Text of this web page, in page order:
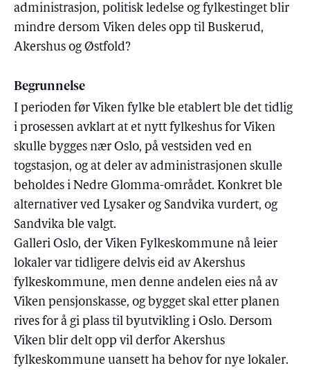
administrasjon, politisk ledelse og fylkestinget blir
mindre dersom Viken deles opp til Buskerud,
Akershus og Østfold?
Begrunnelse
I perioden før Viken fylke ble etablert ble det tidlig
i prosessen avklart at et nytt fylkeshus for Viken
skulle bygges nær Oslo, på vestsiden ved en
togstasjon, og at deler av administrasjonen skulle
beholdes i Nedre Glomma-området. Konkret ble
alternativer ved Lysaker og Sandvika vurdert, og
Sandvika ble valgt.
Galleri Oslo, der Viken Fylkeskommune nå leier
lokaler var tidligere delvis eid av Akershus
fylkeskommune, men denne andelen eies nå av
Viken pensjonskasse, og bygget skal etter planen
rives for å gi plass til byutvikling i Oslo. Dersom
Viken blir delt opp vil derfor Akershus
fylkeskommune uansett ha behov for nye lokaler.